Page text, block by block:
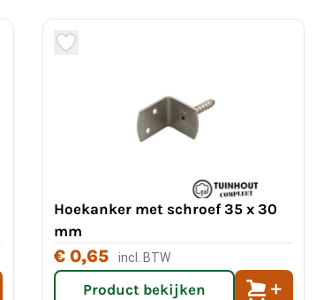
Hoekanker met schroef 35 x 30
mm
€ 0,65 incl. BTW
Product bekijken